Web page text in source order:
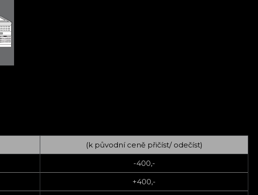
(k původní ceně přičíst/ odečíst)
-400,-
+400,-